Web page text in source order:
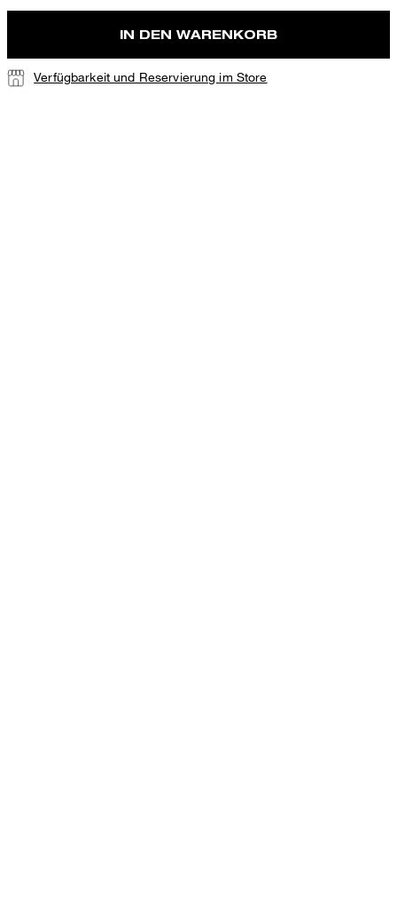
IN DEN WARENKORB
Verfügbarkeit und Reservierung im Store